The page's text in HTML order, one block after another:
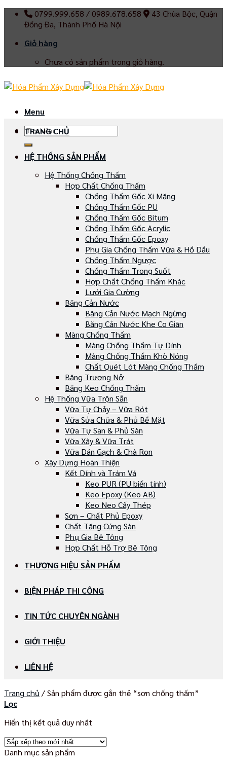
Skip
0799.999.658 / 0989.678.658
43 Chùa Bộc, Quận
Đống Đa, Thành Phố Hà Nội
Giỏ hàng
Chưa có sản phẩm trong giỏ hàng.
Menu
Tìm
TRANG CHỦ
HỆ THỐNG SẢN PHẨM
Hệ Thống Chống Thấm
Hợp Chất Chống Thấm
Chống Thấm Gốc Xi Măng
Chống Thấm Gốc PU
Chống Thấm Gốc Bitum
Chống Thấm Gốc Acrylic
Chống Thấm Gốc Epoxy
Phụ Gia Chống Thấm Vữa & Hồ Dầu
Chống Thấm Ngược
Chống Thấm Trong Suốt
Hợp Chất Chống Thấm Khác
Lưới Gia Cường
Băng Cản Nước
Băng Cản Nước Mạch Ngừng
Băng Cản Nước Khe Co Giãn
Màng Chống Thấm
Màng Chống Thấm Tự Dính
Màng Chống Thấm Khò Nóng
Chất Quét Lót Màng Chống Thấm
Băng Trương Nở
Băng Keo Chống Thấm
Hệ Thống Vữa Trộn Sẵn
Vữa Tự Chảy – Vữa Rót
Vữa Sửa Chữa & Phủ Bề Mặt
Vữa Tự San & Phủ Sàn
Vữa Xây & Vữa Trát
Vữa Dán Gạch & Chà Ron
Xây Dựng Hoàn Thiện
Kết Dính và Trám Vá
Keo PUR (PU biến tính)
Keo Epoxy (Keo AB)
Keo Neo Cấy Thép
Sơn – Chất Phủ Epoxy
Chất Tăng Cứng Sàn
Phụ Gia Bê Tông
Hợp Chất Hỗ Trợ Bê Tông
THƯƠNG HIỆU SẢN PHẨM
BIỆN PHÁP THI CÔNG
TIN TỨC CHUYÊN NGÀNH
GIỚI THIỆU
LIÊN HỆ
Trang chủ /Sản phẩm được gắn thẻ “sơn chống thấm”
Lọc
Hiển thị kết quả duy nhất
Danh mục sản phẩm